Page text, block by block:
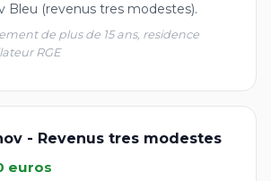
Bleu (revenus tres modestes).
de plus de 15 ans, residence
RGE
- Revenus tres modestes
euros